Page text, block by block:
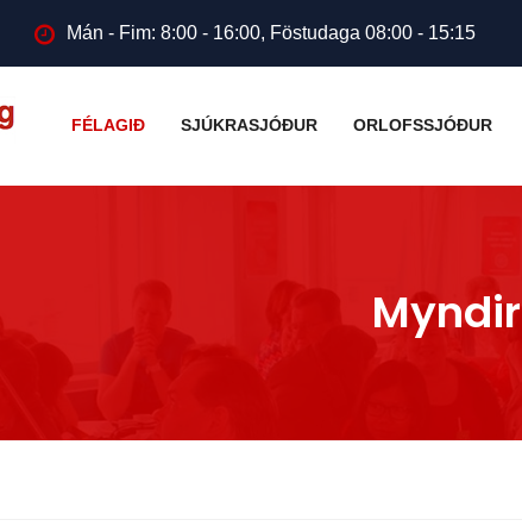
Mán - Fim: 8:00 - 16:00, Föstudaga 08:00 - 15:15
FÉLAGIÐ SJÚKRASJÓÐUR ORLOFSSJÓÐUR
Myndir